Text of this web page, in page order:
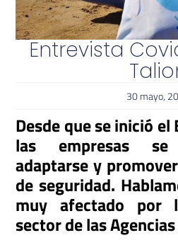
Entrevista
30 mayo,
Desde que se inició
las empresas
adaptarse y
de seguridad.
muy afectado por
sector de las